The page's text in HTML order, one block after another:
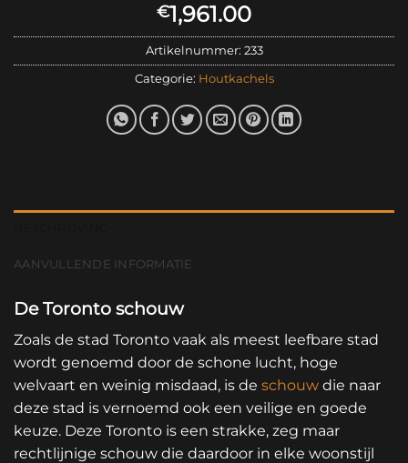
€1,961.00
Artikelnummer: 233
Categorie: Houtkachels
AANVULLENDE INFORMATIE
De Toronto schouw
Zoals de stad Toronto vaak als meest leefbare stad
wordt genoemd door de schone lucht, hoge
welvaart en weinig misdaad, is de schouw die naar
deze stad is vernoemd ook een veilige en goede
keuze. Deze Toronto is een strakke, zeg maar
rechtlijnige schouw die daardoor in elke woonstijl